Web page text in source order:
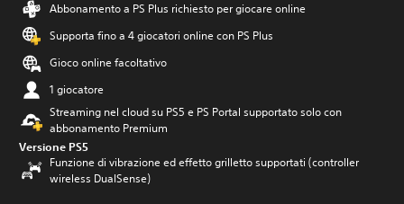
Abbonamento a PS Plus richiesto per giocare online
Supporta fino a 4 giocatori online con PS Plus
Gioco online facoltativo
1 giocatore
Streaming nel cloud su PS5 e PS Portal supportato solo con
abbonamento Premium
Versione PS5
Funzione di vibrazione ed effetto grilletto supportati (controller
wireless DualSense)